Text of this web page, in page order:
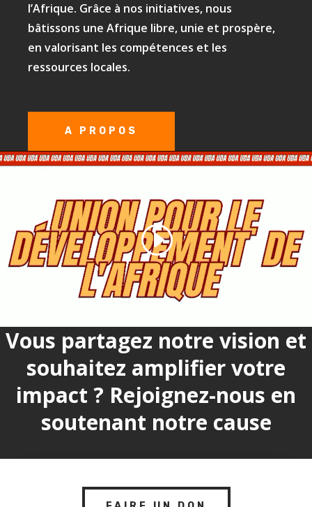
l’Afrique. Grâce à nos initiatives, nous
bâtissons une Afrique libre, unie et prospère,
en valorisant les compétences et les
ressources locales.
A PROPOS
Vous partagez notre vision et
souhaitez amplifier votre
impact ? Rejoignez-nous en
soutenant notre cause